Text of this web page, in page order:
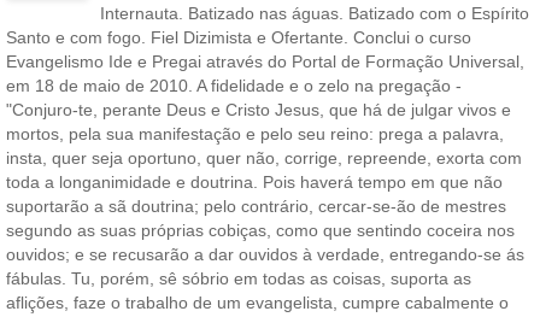
Internauta. Batizado nas águas. Batizado com o Espírito
Santo e com fogo. Fiel Dizimista e Ofertante. Conclui o curso
Evangelismo Ide e Pregai através do Portal de Formação Universal,
em 18 de maio de 2010. A fidelidade e o zelo na pregação -
"Conjuro-te, perante Deus e Cristo Jesus, que há de julgar vivos e
mortos, pela sua manifestação e pelo seu reino: prega a palavra,
insta, quer seja oportuno, quer não, corrige, repreende, exorta com
toda a longanimidade e doutrina. Pois haverá tempo em que não
suportarão a sã doutrina; pelo contrário, cercar-se-ão de mestres
segundo as suas próprias cobiças, como que sentindo coceira nos
ouvidos; e se recusarão a dar ouvidos à verdade, entregando-se ás
fábulas. Tu, porém, sê sóbrio em todas as coisas, suporta as
aflições, faze o trabalho de um evangelista, cumpre cabalmente o